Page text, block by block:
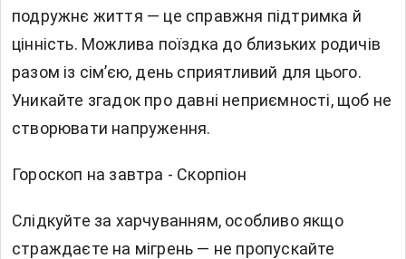
подружнє життя — це справжня підтримка й
цінність. Можлива поїздка до близьких родичів
разом із сім’єю, день сприятливий для цього.
Уникайте згадок про давні неприємності, щоб не
створювати напруження.
Гороскоп на завтра - Скорпіон
Слідкуйте за харчуванням, особливо якщо
страждаєте на мігрень — не пропускайте